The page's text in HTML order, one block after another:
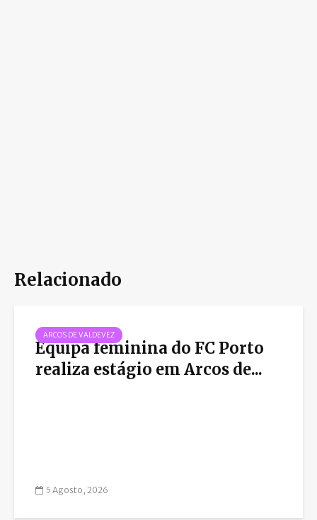
Relacionado
ARCOS DE VALDEVEZ
Equipa feminina do FC Porto
realiza estágio em Arcos de...
5 Agosto, 2026